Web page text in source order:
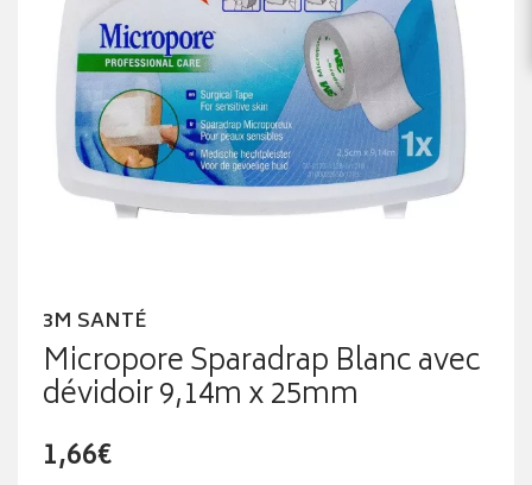
3M SANTÉ
Micropore Sparadrap Blanc avec
dévidoir 9,14m x 25mm
1,66€